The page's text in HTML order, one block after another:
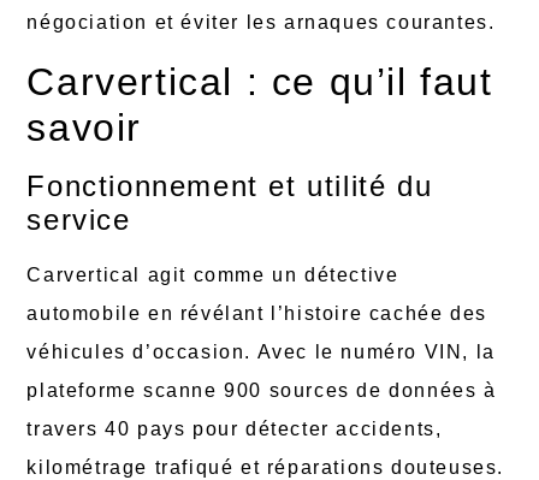
négociation et éviter les arnaques courantes.
Carvertical : ce qu’il faut
savoir
Fonctionnement et utilité du
service
Carvertical agit comme un détective
automobile en révélant l’histoire cachée des
véhicules d’occasion. Avec le numéro VIN, la
plateforme scanne 900 sources de données à
travers 40 pays pour détecter accidents,
kilométrage trafiqué et réparations douteuses.